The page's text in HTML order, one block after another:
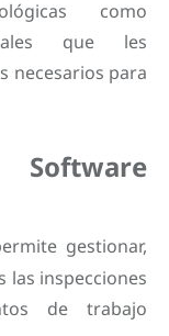
como
que les
necesarios para
gestionar,
las inspecciones
de trabajo